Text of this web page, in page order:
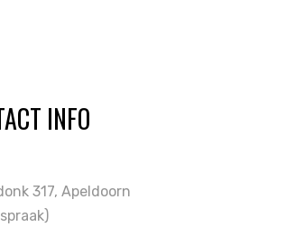
INFO
317, Apeldoorn